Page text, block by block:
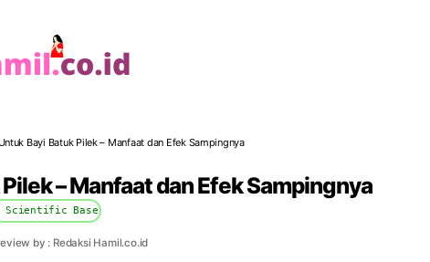
Bayi Batuk Pilek – Manfaat dan Efek Sampingnya
– Manfaat dan Efek Sampingnya
Scientific Base
by : Redaksi Hamil.co.id